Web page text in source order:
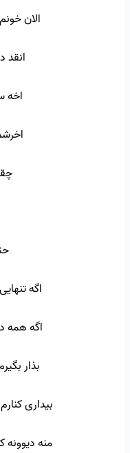
الان
انقد
اخه
اگه
اگه همه
بذار
بیداری
منه